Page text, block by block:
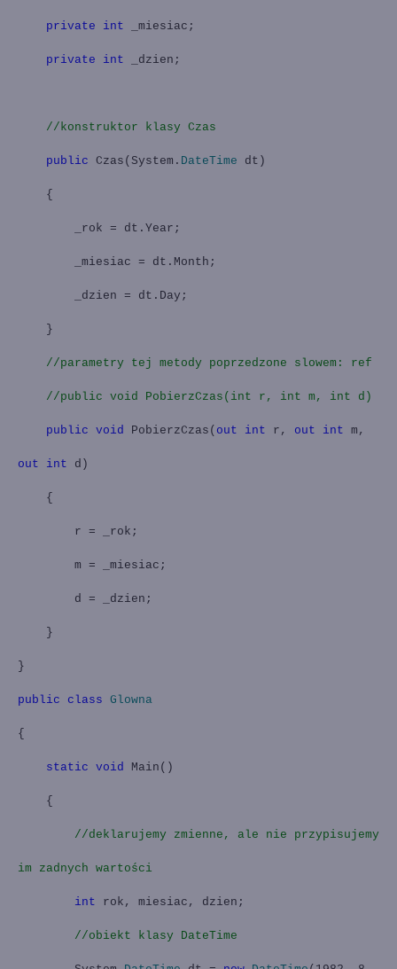
private int _miesiac;
private int _dzien;
//konstruktor klasy Czas
public Czas(System. DateTime dt)
{
_rok = dt.Year;
_miesiac = dt.Month;
_dzien = dt.Day;
}
//parametry tej metody poprzedzone slowem: ref
//public void PobierzCzas(int r, int m, int d)
public void PobierzCzas( out int r, out int m,
out int d)
{
r = _rok;
m = _miesiac;
d = _dzien;
}
}
public class Glowna
{
static void Main ()
{
//deklarujemy zmienne, ale nie przypisujemy
im zadnych wartości
int rok, miesiac, dzien;
//obiekt klasy DateTime